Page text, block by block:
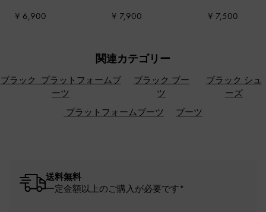
¥ 6,900 ¥ 7,900 ¥ 7,500
関連カテゴリー
ブラック プラットフォームブ
ーツ
ブラック ブー
ツ
ブラック シュ
ーズ
プラットフォームブーツ
ブーツ
送料無料
一定金額以上のご購入が必要です*